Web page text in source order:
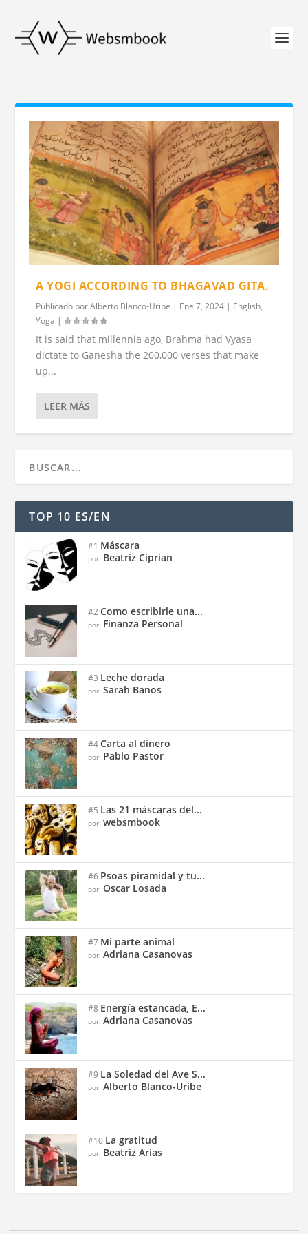
A YOGI ACCORDING TO BHAGAVAD GITA.
Publicado porAlberto Blanco-Uribe | Ene 7, 2024 | English,
Yoga |
It is said that millennia ago, Brahma had Vyasa
dictate to Ganesha the 200,000 verses that make
up...
LEER MÁS
TOP 10 ES/EN
#1 Máscara
por: Beatriz Ciprian
#2Como escribirle una...
por: Finanza Personal
#3 Leche dorada
por:Sarah Banos
#4Carta al dinero
por: Pablo Pastor
#5 Las 21 máscaras del...
por:websmbook
#6 Psoas piramidal y tu...
por:Oscar Losada
#7 Mi parte animal
por:Adriana Casanovas
#8 Energía estancada, E...
por:Adriana Casanovas
#9 La Soledad del Ave S...
por:Alberto Blanco-Uribe
#10 La gratitud
por: Beatriz Arias